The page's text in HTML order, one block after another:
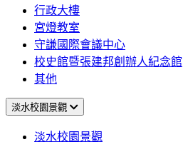
行政大樓
宮燈教室
守謙國際會議中心
校史館暨張建邦創辦人紀念館
其他
淡水校園景觀
淡水校園景觀